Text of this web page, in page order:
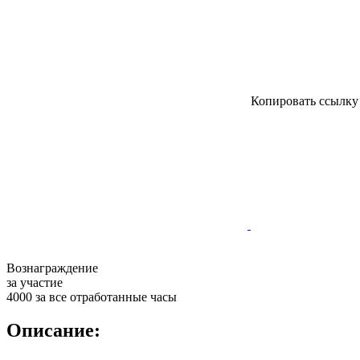
Копировать ссылку
Вознаграждение
за участие
4000 за все отработанные часы
Описание: